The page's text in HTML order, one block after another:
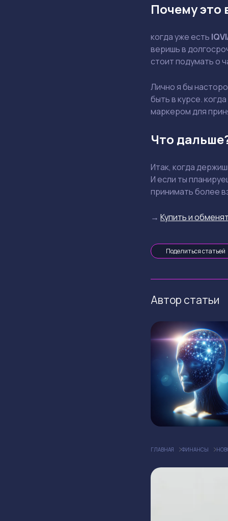
Почему это
когда уже есть
веришь в
стоит подумать о
Лично я бы
быть в курсе.
маркером для
Что
Итак, когда
И если ты
принимать более
→ Купить и
Поделиться статьей
Автор статьи
ГЛАВНАЯ ФИНАНСЫ